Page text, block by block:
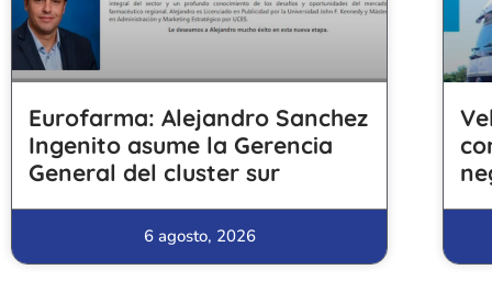
Eurofarma: Alejandro Sanchez
Ingenito asume la Gerencia
General del cluster sur
6 agosto, 2026